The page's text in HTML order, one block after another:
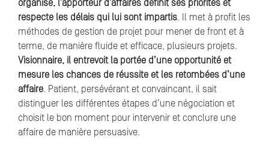
organisé, l’apporteur d’affaires définit ses priorités et
respecte les délais qui lui sont impartis. Il met à profit les
méthodes de gestion de projet pour mener de front et à
terme, de manière fluide et efficace, plusieurs projets.
Visionnaire, il entrevoit la portée d’une opportunité et
mesure les chances de réussite et les retombées d’une
affaire. Patient, persévérant et convaincant, il sait
distinguer les différentes étapes d’une négociation et
choisit le bon moment pour intervenir et conclure une
affaire de manière persuasive.